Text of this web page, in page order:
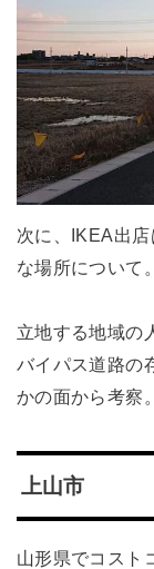
次に、IKEA出
な場所について。
立地する地域の
バイパス道路の
かの面から考察。
上山市
山形県でコスト